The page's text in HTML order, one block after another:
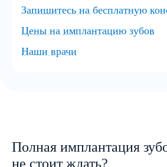
Запишитесь на бесплатную
Цены на имплантацию зубов
Наши врачи
Полная имплантация
не стоит ждать?